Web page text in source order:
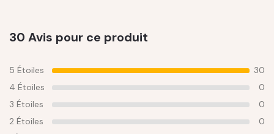
30 Avis pour ce produit
5 Étoiles
30
4 Étoiles
0
3 Étoiles
0
2 Étoiles
0